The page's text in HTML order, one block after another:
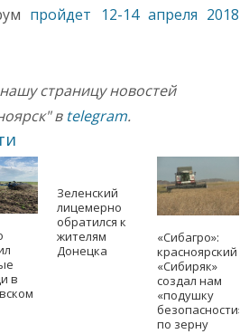
пройдет 12-14 апреля 2018
страницу новостей
в telegram.
в
Зеленский
лицемерно
обратился к
жителям
Донецка
«Сибагро»:
красноярский
«Сибиряк»
создал нам
«подушку
безопасности»
по зерну